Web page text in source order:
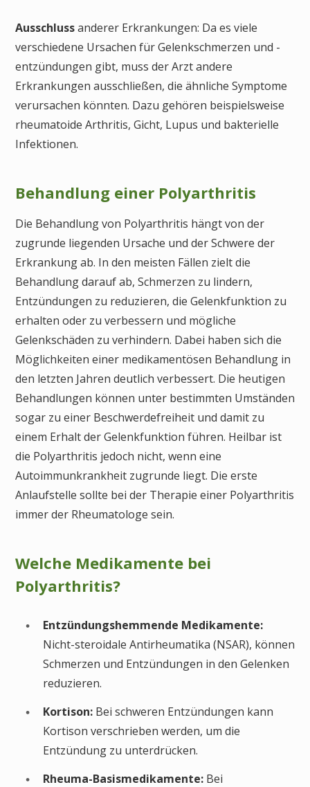
Ausschlussanderer Erkrankungen: Da es viele
verschiedene Ursachen für Gelenkschmerzen und -
entzündungen gibt, muss der Arzt andere
Erkrankungen ausschließen, die ähnliche Symptome
verursachen könnten. Dazu gehören beispielsweise
rheumatoide Arthritis, Gicht, Lupus und bakterielle
Infektionen.
Behandlung einer Polyarthritis
Die Behandlung von Polyarthritis hängt von der
zugrunde liegenden Ursache und der Schwere der
Erkrankung ab. In den meisten Fällen zielt die
Behandlung darauf ab, Schmerzen zu lindern,
Entzündungen zu reduzieren, die Gelenkfunktion zu
erhalten oder zu verbessern und mögliche
Gelenkschäden zu verhindern. Dabei haben sich die
Möglichkeiten einer medikamentösen Behandlung in
den letzten Jahren deutlich verbessert. Die heutigen
Behandlungen können unter bestimmten Umständen
sogar zu einer Beschwerdefreiheit und damit zu
einem Erhalt der Gelenkfunktion führen. Heilbar ist
die Polyarthritis jedoch nicht, wenn eine
Autoimmunkrankheit zugrunde liegt. Die erste
Anlaufstelle sollte bei der Therapie einer Polyarthritis
immer der Rheumatologe sein.
Welche Medikamente bei
Polyarthritis?
Entzündungshemmende Medikamente:
Nicht-steroidale Antirheumatika (NSAR), können
Schmerzen und Entzündungen in den Gelenken
reduzieren.
Kortison: Bei schweren Entzündungen kann
Kortison verschrieben werden, um die
Entzündung zu unterdrücken.
Rheuma-Basismedikamente: Bei